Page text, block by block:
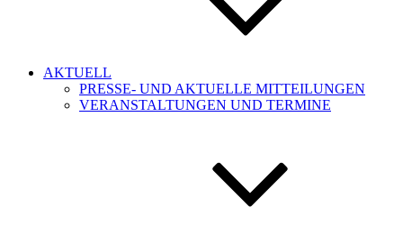
AKTUELL
PRESSE- UND AKTUELLE MITTEILUNGEN
VERANSTALTUNGEN UND TERMINE